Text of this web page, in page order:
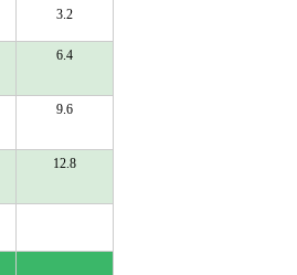
3.2
6.4
9.6
12.8